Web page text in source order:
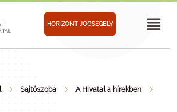
HORIZONT JOGSEGÉLY
Sajtószoba
A Hivatal a hírekben